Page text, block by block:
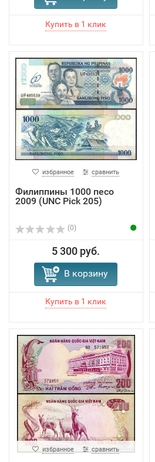
избранное сравнить
Филиппины 1000 песо
2009 (UNC Pick 205)
(0)
5 300 руб.
В корзину
избранное сравнить